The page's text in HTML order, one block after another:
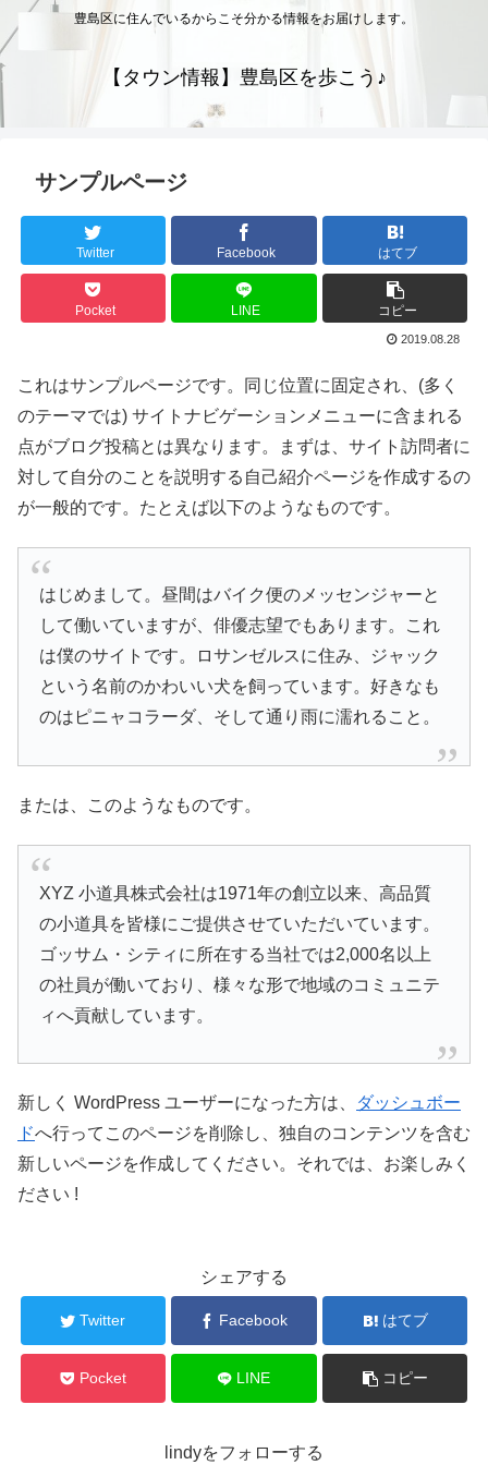
豊島区に住んでいるからこそ分かる情報をお届けします。
【タウン情報】豊島区を歩こう♪
サンプルページ
Twitter Facebook はてブ
Pocket LINE コピー
2019.08.28
これはサンプルページです。同じ位置に固定され、(多く
のテーマでは) サイトナビゲーションメニューに含まれる
点がブログ投稿とは異なります。まずは、サイト訪問者に
対して自分のことを説明する自己紹介ページを作成するの
が一般的です。たとえば以下のようなものです。
はじめまして。昼間はバイク便のメッセンジャーと
して働いていますが、俳優志望でもあります。これ
は僕のサイトです。ロサンゼルスに住み、ジャック
という名前のかわいい犬を飼っています。好きなも
のはピニャコラーダ、そして通り雨に濡れること。
または、このようなものです。
XYZ 小道具株式会社は1971年の創立以来、高品質
の小道具を皆様にご提供させていただいています。
ゴッサム・シティに所在する当社では2,000名以上
の社員が働いており、様々な形で地域のコミュニテ
ィへ貢献しています。
新しく WordPress ユーザーになった方は、
ダッシュボー
ドへ行ってこのページを削除し、独自のコンテンツを含む
新しいページを作成してください。それでは、お楽しみく
ださい !
シェアする
Twitter Facebook はてブ
Pocket LINE コピー
lindyをフォローする